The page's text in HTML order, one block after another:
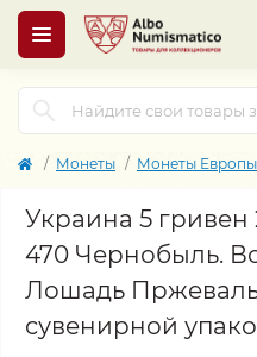
Монеты Монеты Европы
Украина 5 гривен
470 Чернобыль.
Лошадь
сувенирной